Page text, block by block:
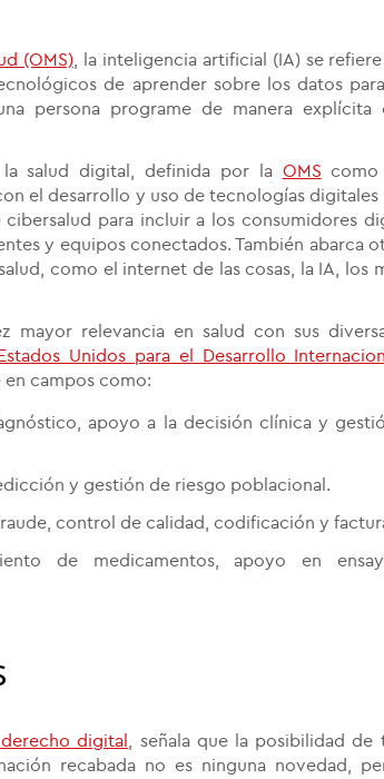
(OMS) , la inteligencia artificial (IA) se
de aprender sobre los datos
persona programe de manera explícita
salud digital, definida por la OMS como
el desarrollo y uso de tecnologías digitales
para incluir a los consumidores
y equipos conectados. También abarca
como el internet de las cosas, la IA, los
mayor relevancia en salud con sus
Unidos para el Desarrollo
en campos como:
apoyo a la decisión clínica y
y gestión de riesgo poblacional.
control de calidad, codificación y
de medicamentos, apoyo en
digital
, señala que la posibilidad
recabada no es ninguna novedad,